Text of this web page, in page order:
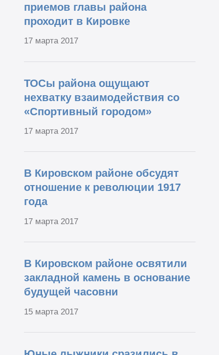
приемов главы района
проходит в Кировке
17 марта 2017
ТОСы района ощущают
нехватку взаимодействия со
«Спортивный городом»
17 марта 2017
В Кировском районе обсудят
отношение к революции 1917
года
17 марта 2017
В Кировском районе освятили
закладной камень в основание
будущей часовни
15 марта 2017